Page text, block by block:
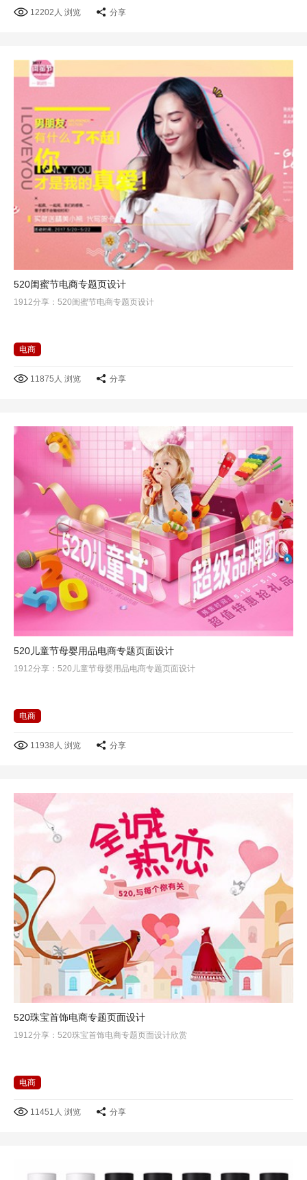
12202人 浏览 分享
520闺蜜节电商专题页设计
1912分享：520闺蜜节电商专题页设计
电商
11875人 浏览 分享
520儿童节母婴用品电商专题页面设计
1912分享：520儿童节母婴用品电商专题页面设计
电商
11938人 浏览 分享
520珠宝首饰电商专题页面设计
1912分享：520珠宝首饰电商专题页面设计欣赏
电商
11451人 浏览 分享